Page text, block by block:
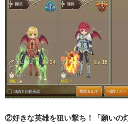
②好きな英雄を狙い撃ち！「願いの